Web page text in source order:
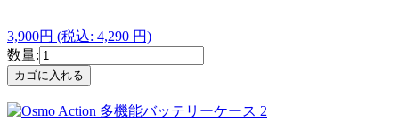
3,900円 (税込: 4,290 円)
数量: